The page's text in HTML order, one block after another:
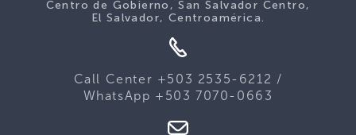
Centro de Gobierno, San Salvador Centro,
El Salvador, Centroamérica.
Call Center +503 2535-6212 /
WhatsApp +503 7070-0663